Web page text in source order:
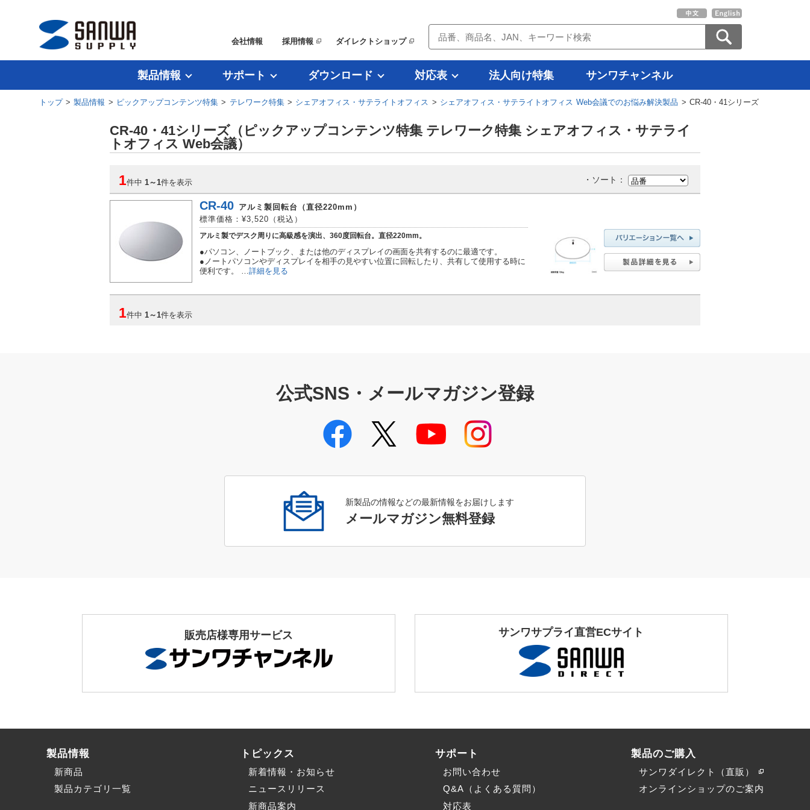
会社情報 採用情報 ダイレクトショップ
製品情報 サポート ダウンロード 対応表 法人向け特集 サンワチャンネル
トップ>製品情報 > ピックアップコンテンツ特集> テレワーク特集> シェアオフィス・サテライトオフィス > シェアオフィス・サテライトオフィス Web会議でのお悩み解決製品 > CR-40・41シリーズ
CR-40・41シリーズ（ピックアップコンテンツ特集 テレワーク特集 シェアオフィス・サテライ
トオフィス Web会議）
・ソート：
1件中 1～1件を表示
CR-40 アルミ製回転台（直径220mm）
標準価格：¥3,520（税込）
アルミ製でデスク周りに高級感を演出、360度回転台。直径220mm。
●パソコン、ノートブック、または他のディスプレイの画面を共有するのに最適です。
●ノートパソコンやディスプレイを相手の見やすい位置に回転したり、共有して使用する時に
便利です。 …詳細を見る
1件中 1～1件を表示
公式SNS・メールマガジン登録
新製品の情報などの最新情報をお届けします
メールマガジン無料登録
販売店様専用サービス サンワサプライ直営ECサイト
製品情報
新商品
製品カテゴリ一覧
トピックス
新着情報・お知らせ
ニュースリリース
新商品案内
サポート
お問い合わせ
Q&A（よくある質問）
対応表
製品のご購入
サンワダイレクト（直販）
オンラインショップのご案内